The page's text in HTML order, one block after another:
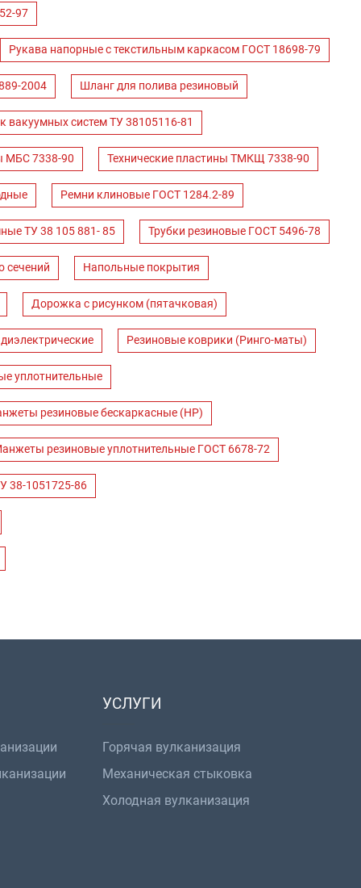
97
Рукава напорные с текстильным каркасом ГОСТ 18698-79
2004 Шланг для полива резиновый
вакуумных систем ТУ 38105116-81
МБС 7338-90 Технические пластины ТМКЩ 7338-90
Ремни клиновые ГОСТ 1284.2-89
ТУ 38 105 881- 85 Трубки резиновые ГОСТ 5496-78
сечений Напольные покрытия
Дорожка с рисунком (пятачковая)
Резиновые коврики (Ринго-маты)
уплотнительные
резиновые бескаркасные (НР)
резиновые уплотнительные ГОСТ 6678-72
38-1051725-86
УСЛУГИ
Горячая вулканизация
Механическая стыковка
Холодная вулканизация